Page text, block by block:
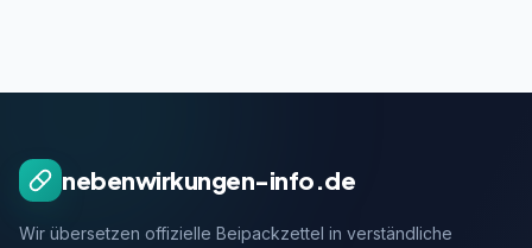
nebenwirkungen-info.de
Wir übersetzen offizielle Beipackzettel in verständliche